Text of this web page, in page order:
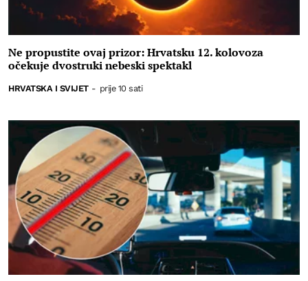
Ne propustite ovaj prizor: Hrvatsku 12. kolovoza
očekuje dvostruki nebeski spektakl
HRVATSKA I SVIJET - prije 10 sati